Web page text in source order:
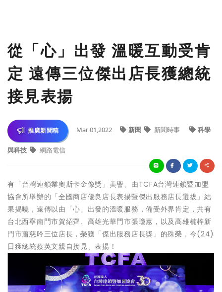
從「心」出發 溫暖互動受肯
定 遠傳三位傑出店長獲總統
接見表揚
推廣新聞稿 Mar 01,2022 新聞 新聞時事 科學
與科技 網路電信
有「台灣連鎖業奧斯卡金像獎」美譽、由TCFA台灣連鎖暨加盟
協會所舉辦的「全國商店優良店長表揚暨傑出服務店長選拔」結
果揭曉，遠傳以由「心」出發的溫暖服務，備受外界肯定，共有
台北西寧南門市賀紹齊、高雄光華門市張瓊蕙，以及高雄楠梓新
門市蕭慈吟三位店長，榮獲「傑出服務店長獎」的殊榮，今(24)
日獲總統蔡英文親自接見、表揚！